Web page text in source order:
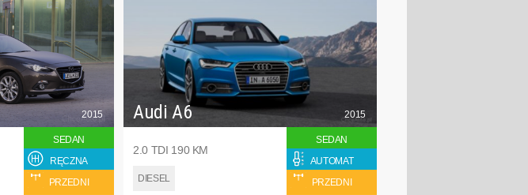
2015
SEDAN
RĘCZNA
PRZEDNI
Audi A6
2.0 TDI 190 KM
DIESEL
2015
SEDAN
AUTOMAT
PRZEDNI